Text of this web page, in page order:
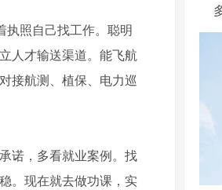
执照自己找工作。聪明
人才输送渠道。能飞航
接航测、植保、电力巡
诺，多看就业案例。找
。现在就去做功课，实